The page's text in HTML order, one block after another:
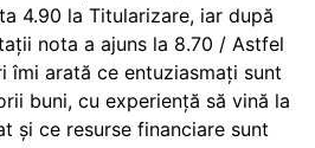
4.90 la Titularizare, iar după
nota a ajuns la 8.70 / Astfel
îmi arată ce entuziasmați sunt
buni, cu experiență să vină la
și ce resurse financiare sunt